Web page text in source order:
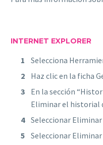
INTERNET EXPLORER
Selecciona
Haz clic en la ficha
En la sección
Eliminar el historial
Seleccionar Eliminar
Seleccionar Eliminar